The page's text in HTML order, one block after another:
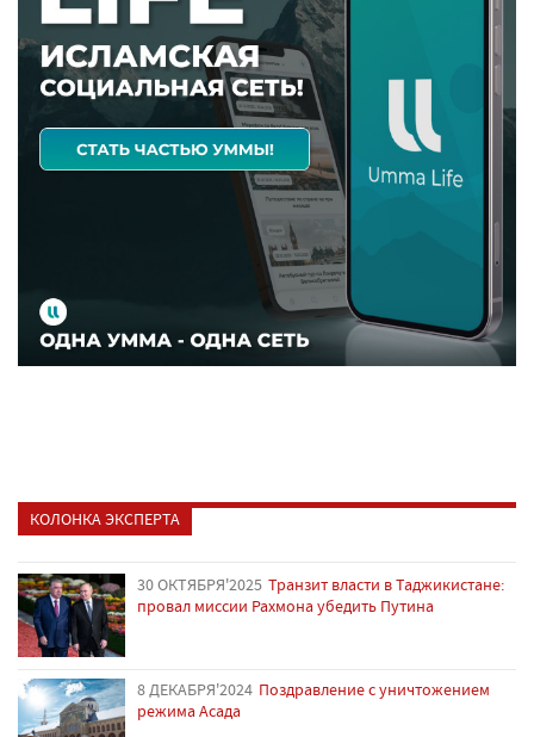
КОЛОНКА ЭКСПЕРТА
30 ОКТЯБРЯ'2025 Транзит власти в Таджикистане:
провал миссии Рахмона убедить Путина
8 ДЕКАБРЯ'2024 Поздравление с уничтожением
режима Асада